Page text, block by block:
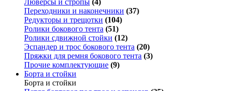
Люверсы и стропы (4)
Переходники и наконечники (37)
Редукторы и трещотки (104)
Ролики бокового тента (51)
Ролики сдвижной стойки (12)
Эспандер и трос бокового тента (20)
Пряжки для ремня бокового тента (3)
Прочие комплектующие (9)
Борта и стойки
Борта и стойки